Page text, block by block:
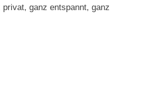
ganz entspannt, ganz